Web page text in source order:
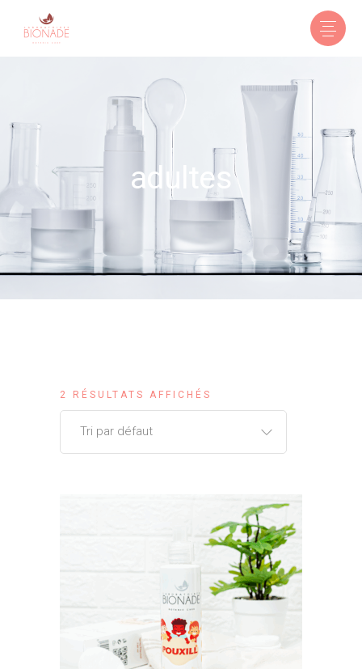
adultes
2 RÉSULTATS AFFICHÉS
Tri par défaut